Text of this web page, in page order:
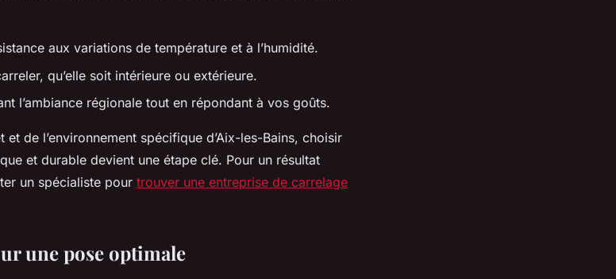
aux variations de température et à l’humidité.
qu’elle soit intérieure ou extérieure.
l’ambiance régionale tout en répondant à vos goûts.
de l’environnement spécifique d’Aix-les-Bains, choisir
et durable devient une étape clé. Pour un résultat
un spécialiste pour trouver une entreprise de carrelage
une pose optimale